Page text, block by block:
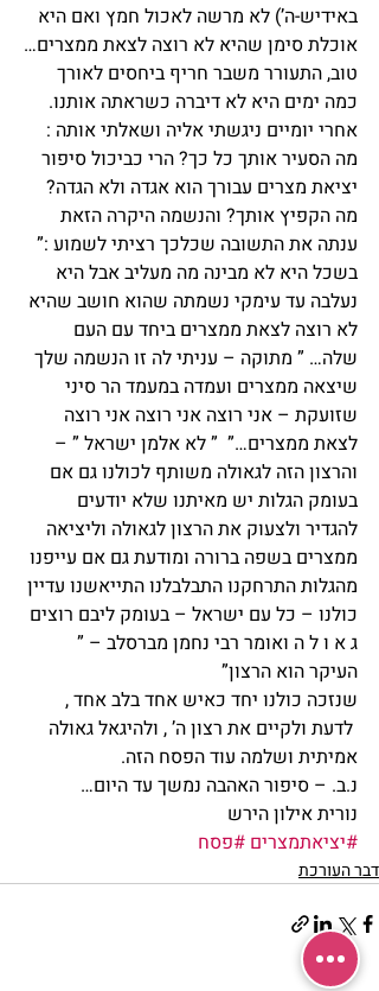
באידיש-ה’) לא מרשה לאכול חמץ ואם היא
אוכלת סימן שהיא לא רוצה לצאת ממצרים…
טוב, התעורר משבר חריף ביחסים לאורך
כמה ימים היא לא דיברה כשראתה אותנו.
אחרי יומיים ניגשתי אליה ושאלתי אותה :
מה הסעיר אותך כל כך? הרי כביכול סיפור
יציאת מצרים עבורך הוא אגדה ולא הגדה?
מה הקפיץ אותך? והנשמה היקרה הזאת
ענתה את התשובה שכלכך רציתי לשמוע :”
בשכל היא לא מבינה מה מעליב אבל היא
נעלבה עד עימקי נשמתה שהוא חושב שהיא
לא רוצה לצאת ממצרים ביחד עם העם
שלה… ” מתוקה – עניתי לה זו הנשמה שלך
שיצאה ממצרים ועמדה במעמד הר סיני
שזועקת – אני רוצה אני רוצה אני רוצה
לצאת ממצרים…”  ” לא אלמן ישראל ” –
והרצון הזה לגאולה משותף לכולנו גם אם
בעומק הגלות יש מאיתנו שלא יודעים
להגדיר ולצעוק את הרצון לגאולה וליציאה
ממצרים בשפה ברורה ומודעת גם אם עייפנו
מהגלות התרחקנו התבלבלנו התייאשנו עדיין
כולנו – כל עם ישראל – בעומק ליבם רוצים
ג א ו ל ה ואומר רבי נחמן מברסלב – ”
העיקר הוא הרצון”
שנזכה כולנו יחד כאיש אחד בלב אחד ,
לדעת ולקיים את רצון ה’ , ולהיגאל גאולה
אמיתית ושלמה עוד הפסח הזה.
נ.ב. – סיפור האהבה נמשך עד היום…
נורית אילון הירש
#יציאתמצרים #פסח
דבר העורכת